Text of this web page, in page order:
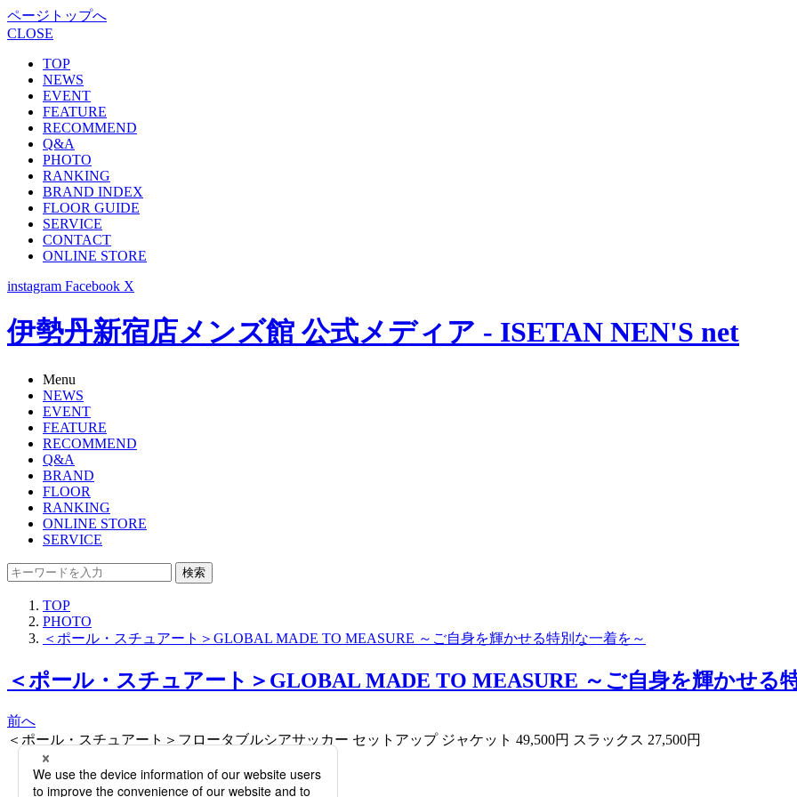
ページトップへ
CLOSE
TOP
NEWS
EVENT
FEATURE
RECOMMEND
Q&A
PHOTO
RANKING
BRAND INDEX
FLOOR GUIDE
SERVICE
CONTACT
ONLINE STORE
instagram Facebook X
伊勢丹新宿店メンズ館 公式メディア - ISETAN NEN'S net
Menu
NEWS
EVENT
FEATURE
RECOMMEND
Q&A
BRAND
FLOOR
RANKING
ONLINE STORE
SERVICE
検索
TOP
PHOTO
＜ポール・スチュアート＞GLOBAL MADE TO MEASURE ～ご自身を輝かせる特別な一着を～
＜ポール・スチュアート＞GLOBAL MADE TO MEASURE ～ご自身を輝かせる
前へ
＜ポール・スチュアート＞フロータブルシアサッカー セットアップ ジャケット 49,500円 スラックス 27,500円